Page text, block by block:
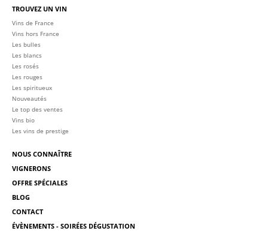
TROUVEZ UN VIN
Vins de France
Vins hors France
Les bulles
Les blancs
Les rosés
Les rouges
Les spiritueux
Nouveautés
Le top des ventes
Vins bio
Les vins de prestige
NOUS CONNAÎTRE
VIGNERONS
OFFRE SPÉCIALES
BLOG
CONTACT
ÉVÈNEMENTS - SOIRÉES DÉGUSTATION